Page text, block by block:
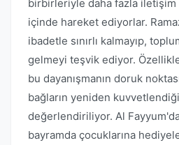
birbirleriyle daha fazla iletişim
içinde hareket ediyorlar.
ibadetle sınırlı kalmayıp,
gelmeyi teşvik ediyor.
bu dayanışmanın doruk
bağların yeniden
değerlendiriliyor. Al
bayramda çocuklarına